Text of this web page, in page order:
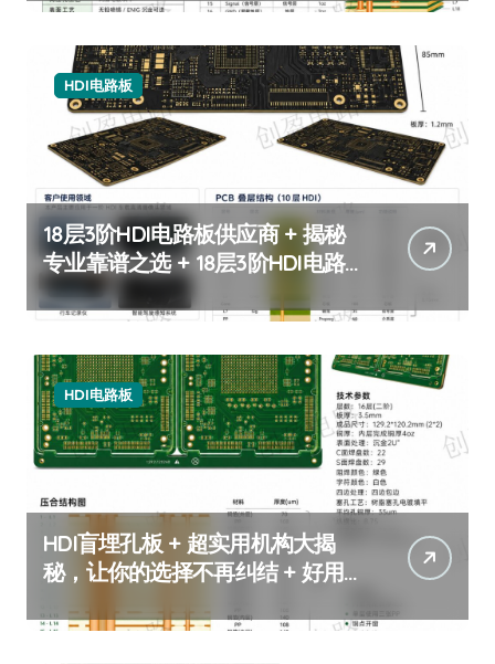
HDI电路板
18层3阶HDI电路板供应商 + 揭秘
专业靠谱之选 + 18层3阶HDI电路
板
HDI电路板
HDI盲埋孔板 + 超实用机构大揭
秘，让你的选择不再纠结 + 好用